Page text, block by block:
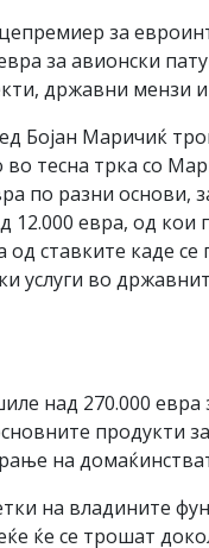
за
за авионски
државни мензи
Бојан Маричиќ
тесна трка со
по разни основи,
евра, од
ставките каде
услуги во
над 270.000
продукти
на
на владините
ќе се трошат